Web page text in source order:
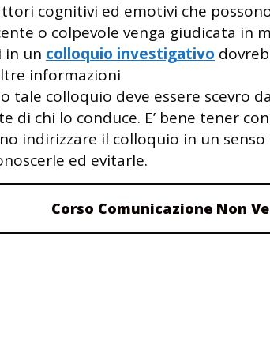
cognitivi ed emotivi che
o colpevole venga giudicata in
in un colloquio investigativo
informazioni
tale colloquio deve essere scevro
di chi lo conduce. E’ bene tener
indirizzare il colloquio in un
ed evitarle.
Corso Comunicazione Non